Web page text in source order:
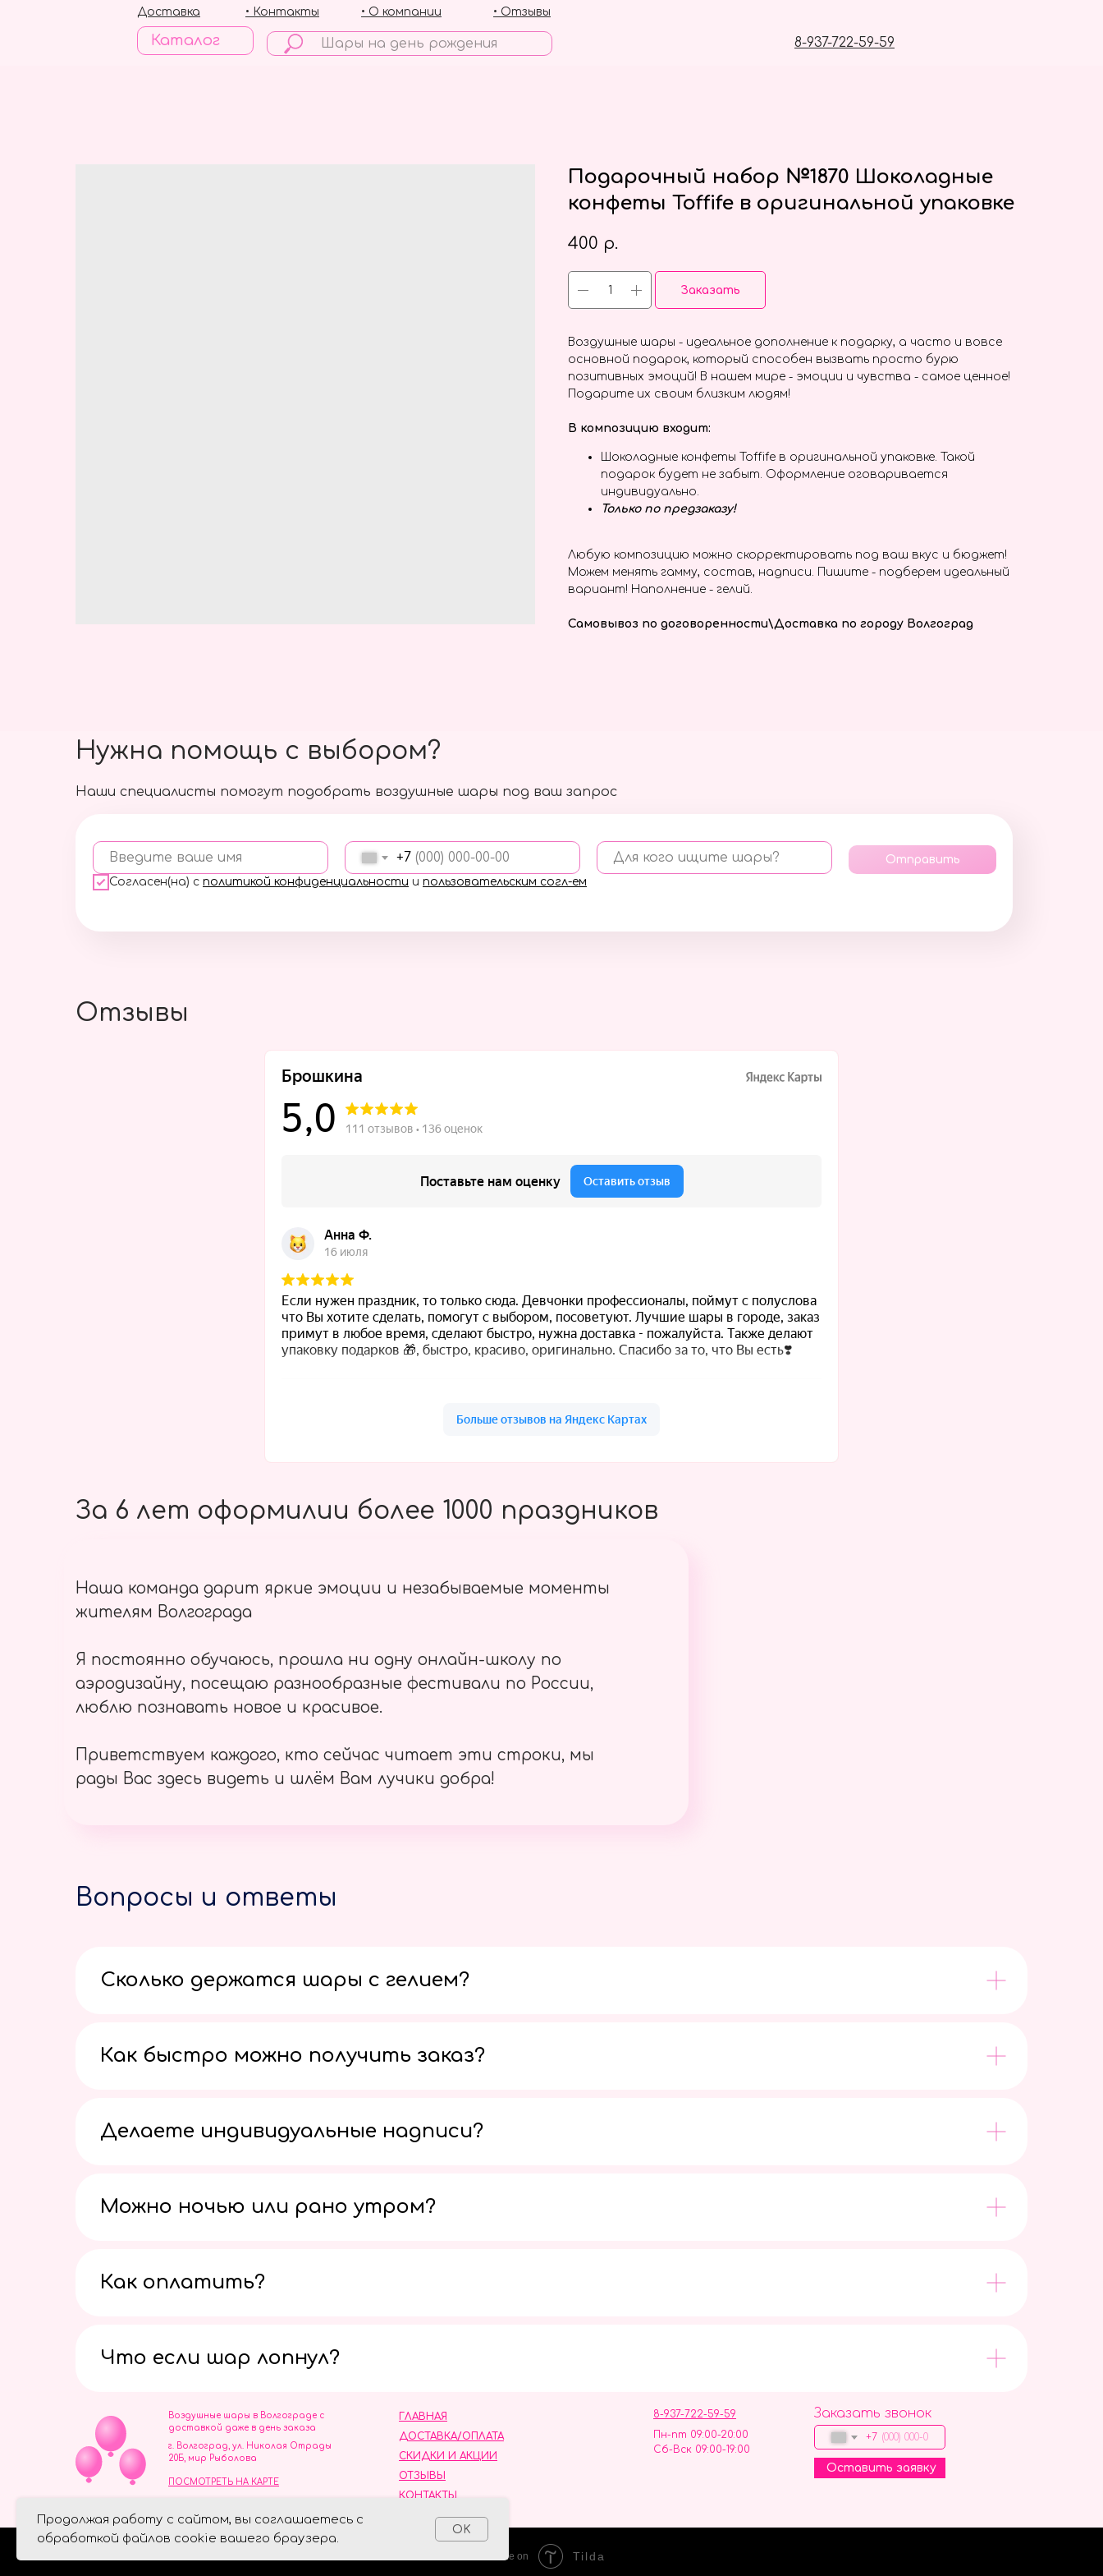
Каталог 8-937-722-59-59
• Отзывы
• О компании
• Контакты
Доставка
Подарочный набор №1870 Шоколадные
конфеты Toffife в оригинальной упаковке
400 р.
Заказать
Воздушные шары - идеальное дополнение к подарку, а часто и вовсе
основной подарок, который способен вызвать просто бурю
позитивных эмоций! В нашем мире - эмоции и чувства - самое ценное!
Подарите их своим близким людям!
В композицию входит:
Шоколадные конфеты Toffife в оригинальной упаковке. Такой
подарок будет не забыт. Оформление оговаривается
индивидуально.
Только по предзаказу!
Любую композицию можно скорректировать под ваш вкус и бюджет!
Можем менять гамму, состав, надписи. Пишите - подберем идеальный
вариант! Наполнение - гелий.
Самовывоз по договоренности\Доставка по городу Волгоград
Наши специалисты помогут подобрать воздушные шары под ваш запрос
Введите ваше имя +7 Для кого ищите шары?
Согласен(на) с политикой конфиденциальности и пользовательским согл-ем
Отправить
Нужна помощь с выбором?
Продолжая работу с сайтом, вы соглашаетесь с
обработкой файлов cookie вашего браузера.
OK
Отзывы
За 6 лет оформилии более 1000 праздников
Наша команда дарит яркие эмоции и незабываемые моменты
жителям Волгограда
Я постоянно обучаюсь, прошла ни одну онлайн-школу по
аэродизайну, посещаю разнообразные фестивали по России,
люблю познавать новое и красивое.
Приветствуем каждого, кто сейчас читает эти строки, мы
рады Вас здесь видеть и шлём Вам лучики добра!
Вопросы и ответы
Сколько держатся шары с гелием?
Как быстро можно получить заказ?
Делаете индивидуальные надписи?
Можно ночью или рано утром?
Как оплатить?
Что если шар лопнул?
ОТЗЫВЫ
ГЛАВНАЯ
ДОСТАВКА/ОПЛАТА
СКИДКИ И АКЦИИ
КОНТАКТЫ
8-937-722-59-59
Пн-пт 09:00-20:00
Сб-Вск 09:00-19:00
Воздушные шары в Волгограде с
доставкой даже в день заказа
Заказать звонок
+7
Оставить заявку
г. Волгоград, ул. Николая Отрады
20Б, мир Рыболова
ПОСМОТРЕТЬ НА КАРТЕ
ИНН 344110093739
Политика обработки персональных данных
Made on Tilda